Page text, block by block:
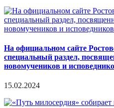
На официальном сайте
специальный раздел,
новомучеников и
15.02.2024